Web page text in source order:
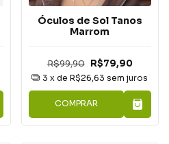
Óculos de Sol Tanos
Marrom
R$99,90 R$79,90
3 x deR$26,63 sem juros
COMPRAR